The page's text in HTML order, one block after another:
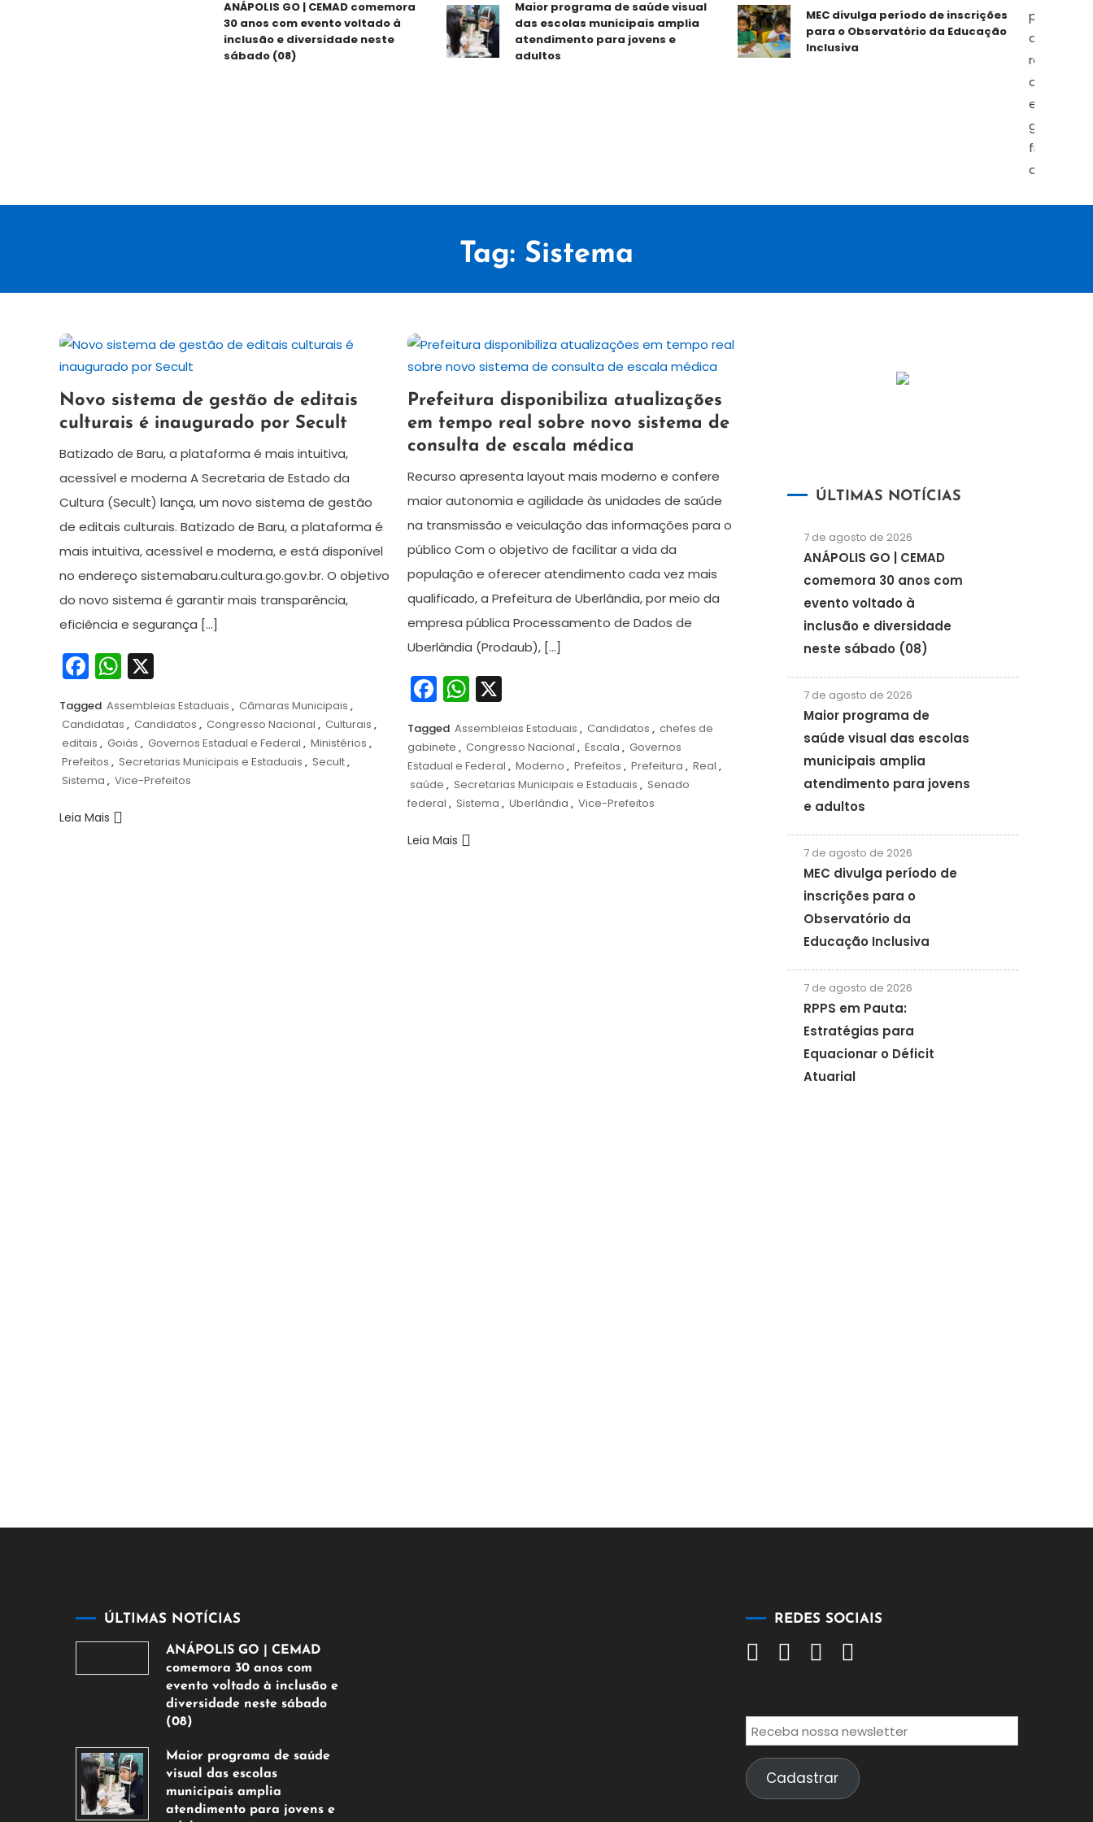
ANÁPOLIS GO | CEMAD comemora
30 anos com evento voltado à
inclusão e diversidade neste
sábado (08)
Maior programa de saúde visual
das escolas municipais amplia
atendimento para jovens e
adultos
MEC divulga período de inscrições
para o Observatório da Educação
Inclusiva
Tag: Sistema
1
de
agosto
de
Redação
Novo sistema de gestão de editais
culturais é inaugurado por Secult
Batizado de Baru, a plataforma é mais intuitiva,
acessível e moderna A Secretaria de Estado da
Cultura (Secult) lança, um novo sistema de gestão
de editais culturais. Batizado de Baru, a plataforma é
mais intuitiva, acessível e moderna, e está disponível
no endereço sistemabaru.cultura.go.gov.br. O objetivo
do novo sistema é garantir mais transparência,
eficiência e segurança […]
Facebook
WhatsApp
X
Tagged Assembleias Estaduais , Câmaras Municipais ,
Candidatas , Candidatos , Congresso Nacional , Culturais ,
editais , Goiás , Governos Estadual e Federal , Ministérios ,
Prefeitos , Secretarias Municipais e Estaduais , Secult,
Sistema , Vice-Prefeitos
Leia Mais
24
de
julho
de
2024
Redação
Prefeitura disponibiliza atualizações
em tempo real sobre novo sistema de
consulta de escala médica
Recurso apresenta layout mais moderno e confere
maior autonomia e agilidade às unidades de saúde
na transmissão e veiculação das informações para o
público Com o objetivo de facilitar a vida da
população e oferecer atendimento cada vez mais
qualificado, a Prefeitura de Uberlândia, por meio da
empresa pública Processamento de Dados de
Uberlândia (Prodaub), […]
Facebook
WhatsApp
Tagged Assembleias Estaduais , Candidatos , chefes de
gabinete , Congresso Nacional , Escala , Governos
Estadual e Federal , Moderno , Prefeitos , Prefeitura , Real ,
saúde , Secretarias Municipais e Estaduais , Senado
federal , Sistema , Uberlândia , Vice-Prefeitos
Leia Mais
ÚLTIMAS NOTÍCIAS
7 de agosto de 2026
ANÁPOLIS GO | CEMAD
comemora 30 anos com
evento voltado à
inclusão e diversidade
neste sábado (08)
7 de agosto de 2026
Maior programa de
saúde visual das escolas
municipais amplia
atendimento para jovens
e adultos
7 de agosto de 2026
MEC divulga período de
inscrições para o
Observatório da
Educação Inclusiva
7 de agosto de 2026
RPPS em Pauta:
Estratégias para
Equacionar o Déficit
Atuarial
ÚLTIMAS NOTÍCIAS
ANÁPOLIS GO | CEMAD
comemora 30 anos com
evento voltado à inclusão e
diversidade neste sábado
(08)
de
agosto
de
Maior programa de saúde
visual das escolas
municipais amplia
atendimento para jovens e
REDES SOCIAIS
Cadastrar